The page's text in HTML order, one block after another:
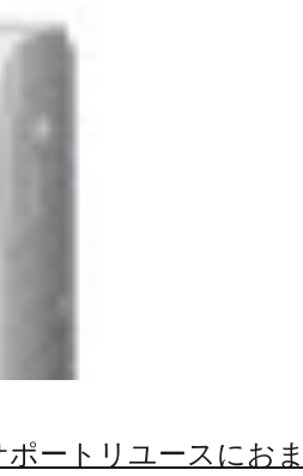
ートリユースにお